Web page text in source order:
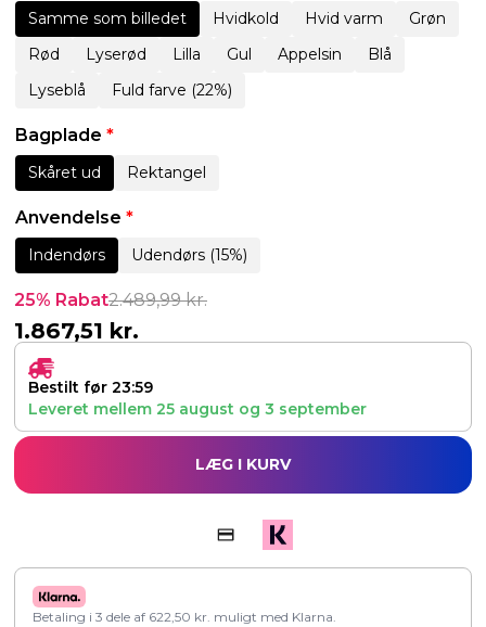
Samme som billedet Hvidkold Hvid varm
Grøn
Rød
Lyserød Lilla Gul Appelsin
Blå
Lyseblå
Fuld farve (22%)
Bagplade *
Skåret ud Rektangel
Anvendelse *
Indendørs Udendørs (15%)
25% Rabat2.489,99kr.
1.867,51 kr.
Bestilt før 23:59
Leveret mellem 25 august og 3 september
LÆG I KURV
Betaling i 3 dele af 622,50 kr. muligt med Klarna.